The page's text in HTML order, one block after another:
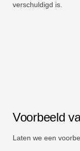
verschuldigd is.
Voorbeeld
Laten we een